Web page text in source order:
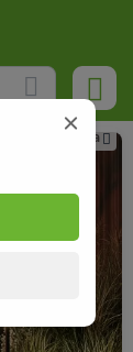
Реклама